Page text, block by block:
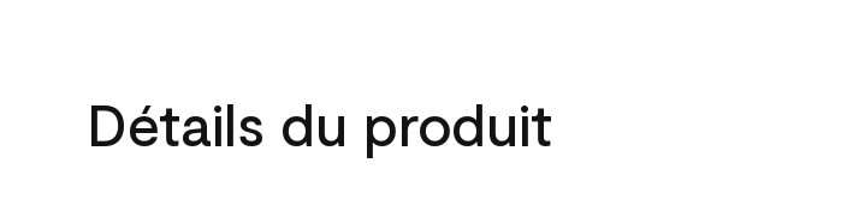
Détails du produit